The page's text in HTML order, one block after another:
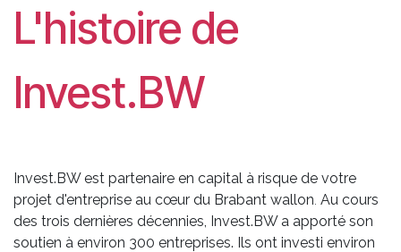
L'histoire de
Invest.BW
Invest.BW est partenaire en capital à risque de votre
projet d'entreprise au cœur du Brabant wallon Au cours
des trois dernières décennies, Invest.BW a apporté son
soutien à environ 300 entreprises. Ils ont investi environ